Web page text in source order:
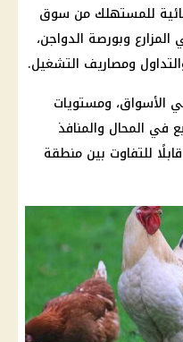
للمستهلك من سوق
وبورصة الدواجن،
ومصاريف التشغيل.
الأسواق، ومستويات
في المحال والمنافذ
للتفاوت بين منطقة